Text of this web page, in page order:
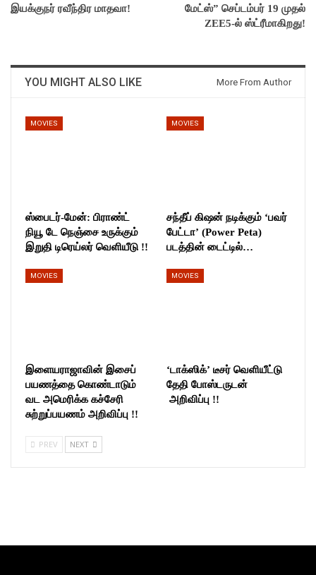
இயக்குநர் ரவீந்திர மாதவா!
மேட்ஸ்” செப்டம்பர் 19 முதல்
ZEE5-ல் ஸ்ட்ரீமாகிறது!
YOU MIGHT ALSO LIKE More From Author
MOVIES
ஸ்பைடர்-மேன்: பிராண்ட்
நியூ டே நெஞ்சை உருக்கும்
இறுதி டிரெய்லர் வெளியீடு !!
MOVIES
சந்தீப் கிஷன் நடிக்கும் ‘பவர்
பேட்டா’ (Power Peta)
படத்தின் டைட்டில்…
MOVIES
இளையராஜாவின் இசைப்
பயணத்தை கொண்டாடும்
வட அமெரிக்க கச்சேரி
சுற்றுப்பயணம் அறிவிப்பு !!
MOVIES
‘டாக்ஸிக்’ டீசர் வெளியீட்டு
தேதி போஸ்டருடன்
அறிவிப்பு !!
PREV NEXT